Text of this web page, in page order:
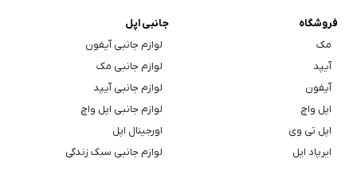
فروشگاه
مک
آیپد
آیفون
اپل واچ
اپل تی وی
ایرپاد اپل
جانبی اپل
لوازم جانبی آیفون
لوازم جانبی مک
لوازم جانبی آیپد
لوازم جانبی اپل واچ
اورجینال اپل
لوازم جانبی سبک زندگی